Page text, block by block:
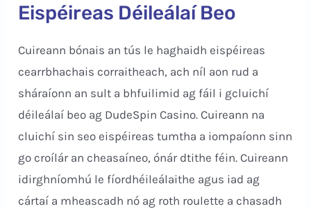
Eispéireas Déileálaí Beo
Cuireann bónais an tús le haghaidh eispéireas
cearrbhachais corraitheach, ach níl aon rud a
sháraíonn an sult a bhfuilimid ag fáil i gcluichí
déileálaí beo ag DudeSpin Casino. Cuireann na
cluichí sin seo eispéireas tumtha a iompaíonn sinn
go croílár an cheasaíneo, ónár dtithe féin. Cuireann
idirghníomhú le fíordhéileálaithe agus iad ag
cártaí a mheascadh nó ag roth roulette a chasadh